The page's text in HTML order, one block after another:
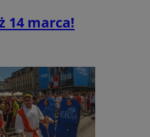
14 marca!